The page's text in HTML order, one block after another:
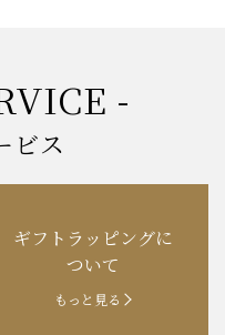
-
ビス
ギフトラッピングに
ついて
もっと見る